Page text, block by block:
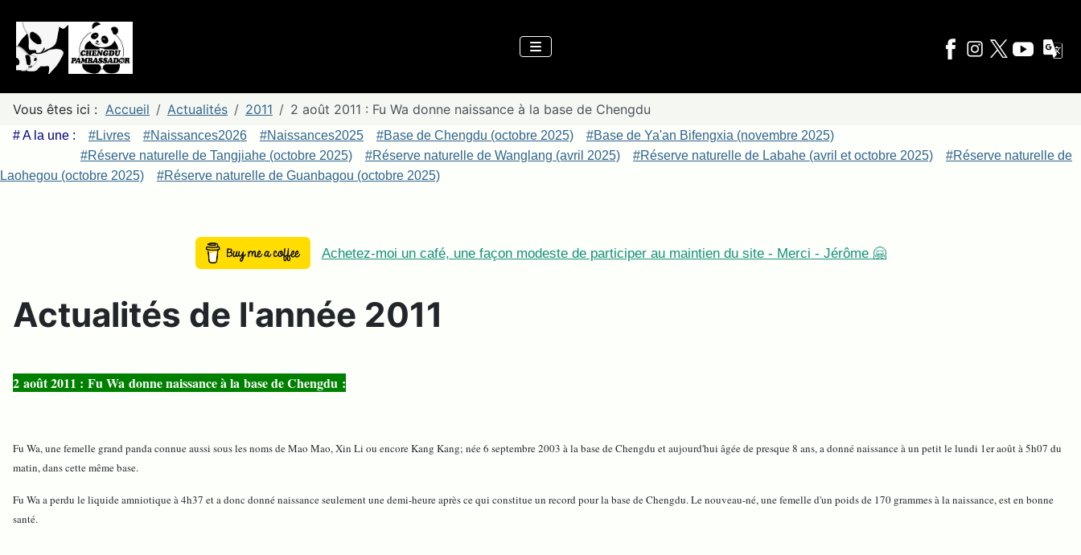
Vous êtes ici : Accueil Actualités 2011 2 août 2011 : Fu Wa donne naissance à la base de Chengdu
# A la une : #Livres #Naissances2026 #Naissances2025 #Base de Chengdu (octobre 2025)
#Base de Ya'an Bifengxia (novembre 2025)
#Réserve naturelle de Tangjiahe (octobre 2025)
#Réserve naturelle de Wanglang (avril 2025) #Réserve naturelle de Labahe (avril et octobre 2025)
#Réserve naturelle de
Laohegou (octobre 2025)
#Réserve naturelle de Guanbagou (octobre 2025)
Achetez-moi un café, une façon modeste de participer au maintien du site - Merci - Jérôme 🤗
Actualités de l'année 2011
2 août 2011 : Fu Wa donne naissance à la base de Chengdu :
Fu Wa, une femelle grand panda connue aussi sous les noms de Mao Mao, Xin Li ou encore Kang Kang; née 6 septembre 2003 à la base de Chengdu et aujourd'hui âgée de presque 8 ans, a donné naissance à un petit le lundi 1er août à 5h07 du
matin, dans cette même base.
Fu Wa a perdu le liquide amniotique à 4h37 et a donc donné naissance seulement une demi-heure après ce qui constitue un record pour la base de Chengdu. Le nouveau-né, une femelle d'un poids de 170 grammes à la naissance, est en bonne
santé.